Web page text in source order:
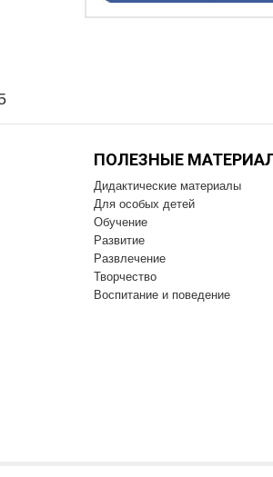
ПОЛЕЗНЫЕ
Дидактические материалы
Для особых детей
Обучение
Развитие
Развлечение
Творчество
Воспитание и поведение